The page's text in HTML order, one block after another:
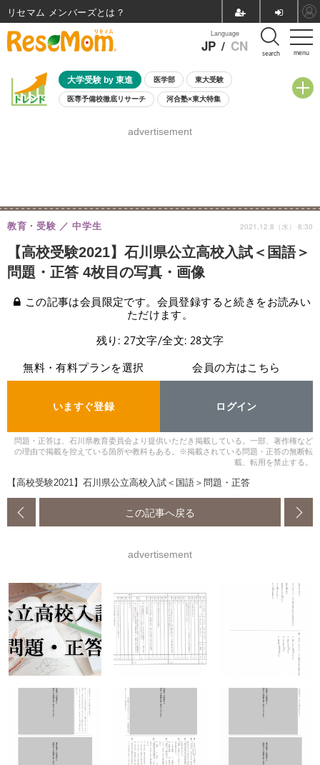
menu
Language
JP / CN search
大学受験 by 東進 医学部 東大受験
医専予備校徹底リサーチ 河合塾×東大特集
8月開催学校説明会・相談会
advertisement
【高校受験2021】石川県公立高校入試＜国語＞
問題・正答 4枚目の写真・画像
教育・受験 中学生 2021.12.8（水） 8:30
この記事は会員限定です。会員登録すると続きをお読みい
ただけます。
残り: 27文字/全文: 28文字
無料・有料プランを選択
いますぐ登録
会員の方はこちら
ログイン
問題・正答は、石川県教育委員会より提供いただき掲載している。一部、著作権など
の理由で掲載を控えている箇所や教科もある。※掲載されている問題・正答の無断転
載、転用を禁止する。
【高校受験2021】石川県公立高校入試＜国語＞問題・正答
この記事へ戻る
advertisement
リセマム メンバーズ